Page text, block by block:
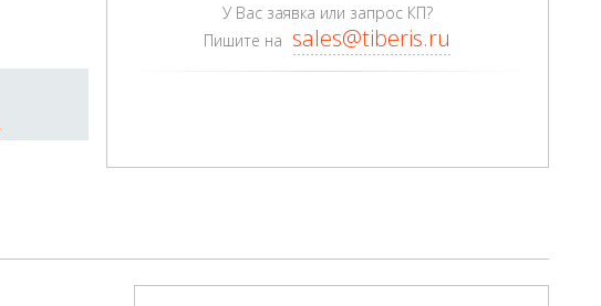
У Вас заявка или запрос КП?
Пишите на sales@tiberis.ru